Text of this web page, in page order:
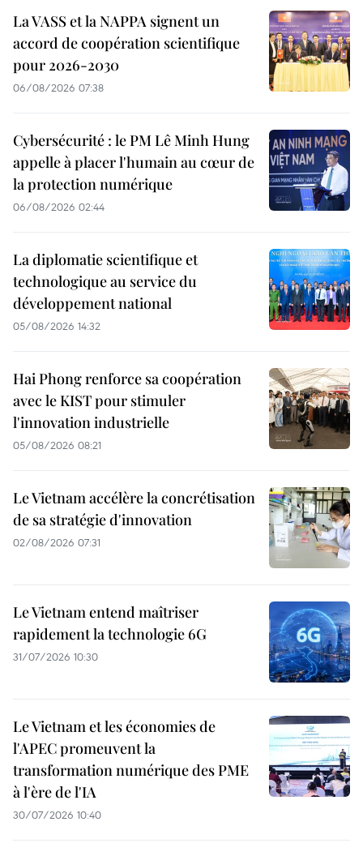
La VASS et la NAPPA signent un
accord de coopération scientifique
pour 2026-2030
06/08/2026 07:38
Cybersécurité : le PM Lê Minh Hung
appelle à placer l'humain au cœur de
la protection numérique
06/08/2026 02:44
La diplomatie scientifique et
technologique au service du
développement national
05/08/2026 14:32
Hai Phong renforce sa coopération
avec le KIST pour stimuler
l'innovation industrielle
05/08/2026 08:21
Le Vietnam accélère la concrétisation
de sa stratégie d'innovation
02/08/2026 07:31
Le Vietnam entend maîtriser
rapidement la technologie 6G
31/07/2026 10:30
Le Vietnam et les économies de
l'APEC promeuvent la
transformation numérique des PME
à l'ère de l'IA
30/07/2026 10:40